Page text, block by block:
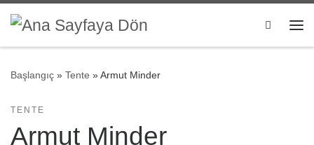
Skip to content
Search
Başlangıç » Tente »Armut Minder
TENTE
Armut Minder